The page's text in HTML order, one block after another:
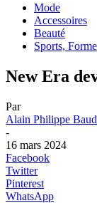
Mode
Accessoires
Beauté
Sports, Forme
New Era
Par
Alain Philippe
-
16 mars 2024
Facebook
Twitter
Pinterest
WhatsApp